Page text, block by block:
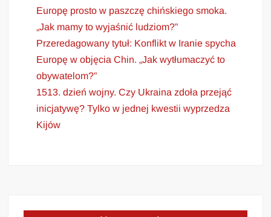
Europę prosto w paszczę chińskiego smoka.
„Jak mamy to wyjaśnić ludziom?”
Przeredagowany tytuł: Konflikt w Iranie spycha
Europę w objęcia Chin. „Jak wytłumaczyć to
obywatelom?”
1513. dzień wojny. Czy Ukraina zdoła przejąć
inicjatywę? Tylko w jednej kwestii wyprzedza
Kijów